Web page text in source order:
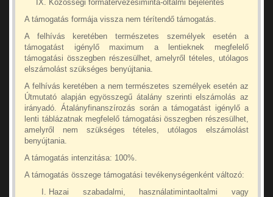
Közösségi formatervezésiminta-oltalmi bejelentés
A támogatás formája vissza nem térítendő támogatás.
A felhívás keretében természetes személyek esetén a
támogatást igénylő maximum a lentieknek megfelelő
támogatási összegben részesülhet, amelyről tételes, utólagos
elszámolást szükséges benyújtania.
A felhívás keretében a nem természetes személyek esetén az
Útmutató alapján egyösszegű átalány szerinti elszámolás az
irányadó. Átalányfinanszírozás során a támogatást igénylő a
lenti táblázatnak megfelelő támogatási összegben részesülhet,
amelyről nem szükséges tételes, utólagos elszámolást
benyújtania.
A támogatás intenzitása: 100%.
A támogatás összege támogatási tevékenységenként változó:
Hazai szabadalmi, használatimintaoltalmi vagy